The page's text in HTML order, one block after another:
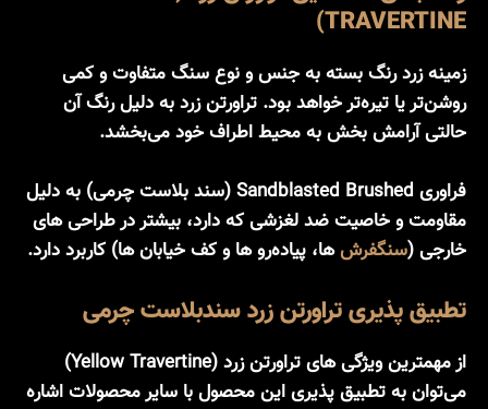
TRAVERTINE)
زمینه زرد رنگ بسته به جنس و نوع سنگ متفاوت و کمی
روشن‌تر یا تیره‌تر خواهد بود. تراورتن زرد به دلیل رنگ آن
حالتی آرامش بخش به محیط اطراف خود می‌بخشد.
فراوری Sandblasted Brushed (سند بلاست چرمی) به دلیل
مقاومت و خاصیت ضد لغزشی که دارد، بیشتر در طراحی های
خارجی (سنگفرشها، پیاده‌رو ها و کف خیابان ها) کاربرد دارد.
تطبیق پذیری تراورتن زرد سندبلاست چرمی
از مهمترین ویژگی های تراورتن زرد (Yellow Travertine)
می‌توان بهتطبیق پذیریاین محصول با سایر محصولات اشاره